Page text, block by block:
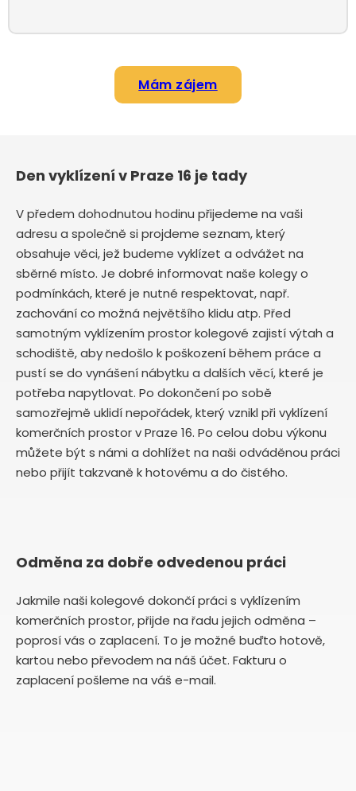
Mám zájem
Den vyklízení v Praze 16 je tady
V předem dohodnutou hodinu přijedeme na vaši
adresu a společně si projdeme seznam, který
obsahuje věci, jež budeme vyklízet a odvážet na
sběrné místo. Je dobré informovat naše kolegy o
podmínkách, které je nutné respektovat, např.
zachování co možná největšího klidu atp. Před
samotným vyklízením prostor kolegové zajistí výtah a
schodiště, aby nedošlo k poškození během práce a
pustí se do vynášení nábytku a dalších věcí, které je
potřeba napytlovat. Po dokončení po sobě
samozřejmě uklidí nepořádek, který vznikl při vyklízení
komerčních prostor v Praze 16. Po celou dobu výkonu
můžete být s námi a dohlížet na naši odváděnou práci
nebo přijít takzvaně k hotovému a do čistého.
Odměna za dobře odvedenou práci
Jakmile naši kolegové dokončí práci s vyklízením
komerčních prostor, přijde na řadu jejich odměna –
poprosí vás o zaplacení. To je možné buďto hotově,
kartou nebo převodem na náš účet. Fakturu o
zaplacení pošleme na váš e-mail.